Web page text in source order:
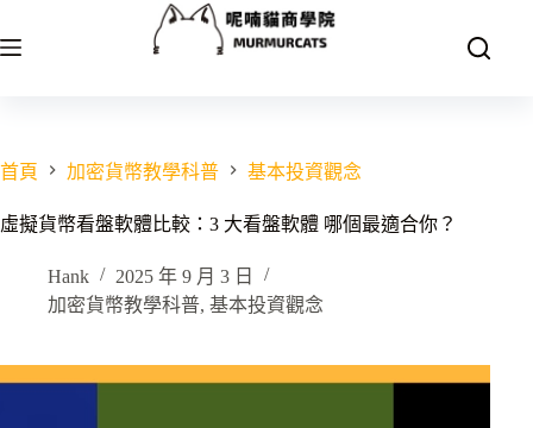
至
容
首頁 加密貨幣教學科普 基本投資觀念
虛擬貨幣看盤軟體比較：3 大看盤軟體 哪個最適合你？
Hank
2025 年 9 月 3 日
加密貨幣教學科普, 基本投資觀念